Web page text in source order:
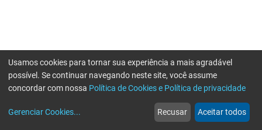
web
Notícias
more_horiz
Mais
Usamos cookies para tornar sua experiência a mais agradável
possível. Se continuar navegando neste site, você assume
concordar com nossa Política de Cookies e Política de privacidade
Gerenciar Cookies... Recusar Aceitar todos
Erro ao enviar informações, por favor tente novamente